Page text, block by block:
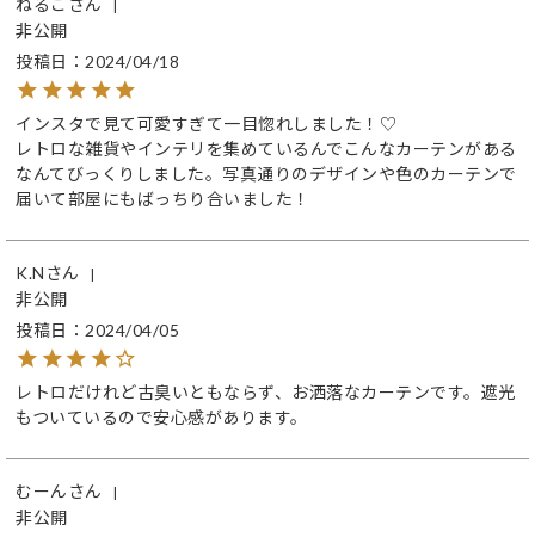
ねるこ
非公開
投稿日
2024/04/18
インスタで見て可愛すぎて一目惚れしました！♡
レトロな雑貨やインテリを集めているんでこんなカーテンがある
なんてびっくりしました。写真通りのデザインや色のカーテンで
届いて部屋にもばっちり合いました！
K.N
非公開
投稿日
2024/04/05
レトロだけれど古臭いともならず、お洒落なカーテンです。遮光
もついているので安心感があります。
むーん
非公開